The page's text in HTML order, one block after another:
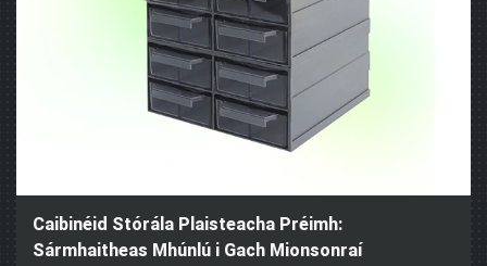
Caibinéid Stórála Plaisteacha Préimh:
Sármhaitheas Mhúnlú i Gach Mionsonraí